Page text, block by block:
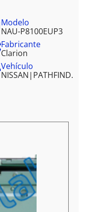
Modelo
NAU-P8100EUP3
Fabricante
Clarion
Vehículo
NISSAN| PATHFIND.